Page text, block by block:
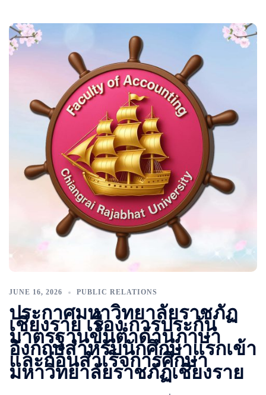
JUNE 16, 2026 PUBLIC RELATIONS
ประกาศมหาวิทยาลัยราชภัฏ
เชียงราย เรื่อง การประกัน
มาตรฐานขั้นต่ำด้านภาษา
อังกฤษสำหรับนักศึกษาแรกเข้า
และก่อนสำเร็จการศึกษา
มหาวิทยาลัยราชภัฏเชียงราย